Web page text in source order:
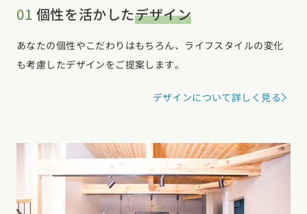
01 個性を活かしたデザイン
あなたの個性やこだわりはもちろん、ライフスタイルの変化
も考慮したデザインをご提案します。
デザインについて詳しく見る